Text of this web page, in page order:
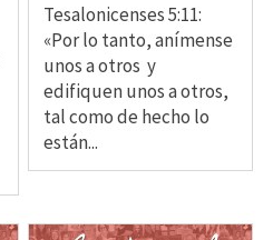
Tesalonicenses 5:11:
«Por lo tanto, anímense
unos a otros y
edifiquen unos a otros,
tal como de hecho lo
están...